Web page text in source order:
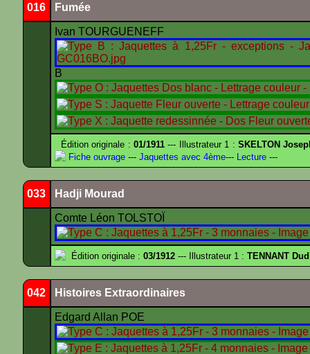
016 Fumée
Ivan TOURGUENEFF
B
Édition originale : 01/1911 --- Illustrateur 1 : SKELTON
Fiche ouvrage --- Jaquettes avec 4ème--- Lecture ---
033 Hadji Mourad
Comte Léon TOLSTOÏ
Édition originale : 03/1912 --- Illustrateur 1 : TENNANT
042 Histoires Extraordinaires
Edgard Allan POE